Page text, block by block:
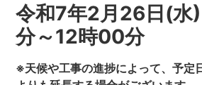
令和7年2月26日(
分～12時00分
※天候や工事の進捗によって、予定